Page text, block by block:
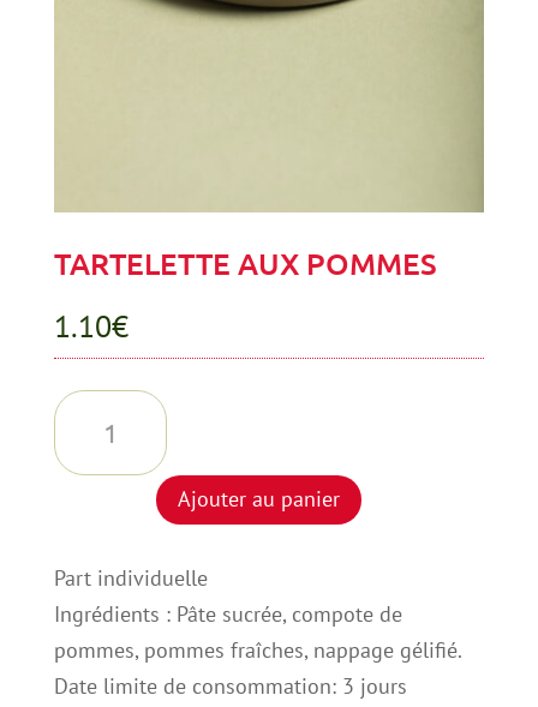
TARTELETTE AUX POMMES
1.10€
quantité
de
TARTELETTE
Ajouter au panier
Part individuelle
Ingrédients : Pâte sucrée, compote de
pommes, pommes fraîches, nappage gélifié.
Date limite de consommation: 3 jours